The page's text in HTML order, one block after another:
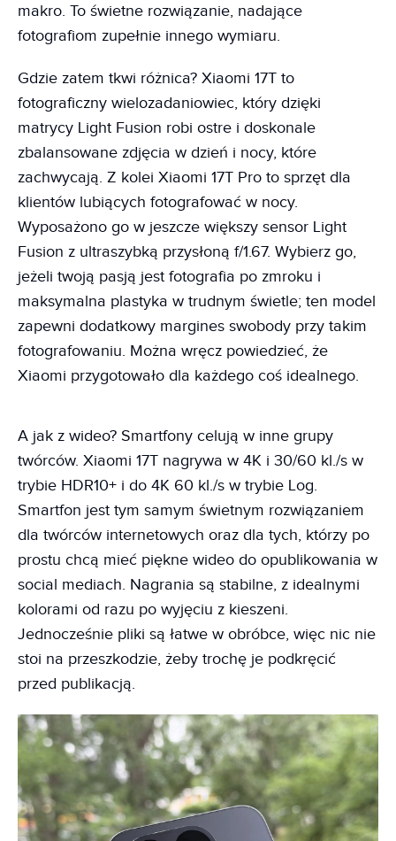
makro. To świetne rozwiązanie, nadające
fotografiom zupełnie innego wymiaru.
Gdzie zatem tkwi różnica? Xiaomi 17T to
fotograficzny wielozadaniowiec, który dzięki
matrycy Light Fusion robi ostre i doskonale
zbalansowane zdjęcia w dzień i nocy, które
zachwycają. Z kolei Xiaomi 17T Pro to sprzęt dla
klientów lubiących fotografować w nocy.
Wyposażono go w jeszcze większy sensor Light
Fusion z ultraszybką przysłoną f/1.67. Wybierz go,
jeżeli twoją pasją jest fotografia po zmroku i
maksymalna plastyka w trudnym świetle; ten model
zapewni dodatkowy margines swobody przy takim
fotografowaniu. Można wręcz powiedzieć, że
Xiaomi przygotowało dla każdego coś idealnego.
A jak z wideo? Smartfony celują w inne grupy
twórców. Xiaomi 17T nagrywa w 4K i 30/60 kl./s w
trybie HDR10+ i do 4K 60 kl./s w trybie Log.
Smartfon jest tym samym świetnym rozwiązaniem
dla twórców internetowych oraz dla tych, którzy po
prostu chcą mieć piękne wideo do opublikowania w
social mediach. Nagrania są stabilne, z idealnymi
kolorami od razu po wyjęciu z kieszeni.
Jednocześnie pliki są łatwe w obróbce, więc nic nie
stoi na przeszkodzie, żeby trochę je podkręcić
przed publikacją.